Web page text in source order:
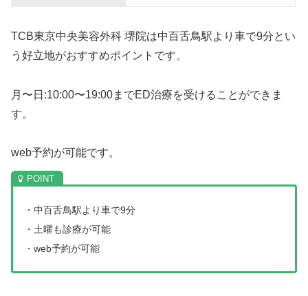
TCB東京中央美容外科 堺院は中百舌鳥駅より車で9分とい
う好立地がおすすめポイントです。
月〜日:10:00〜19:00までED治療を受けることができま
す。
web予約が可能です。
・中百舌鳥駅より車で9分
・土曜も診療が可能
・web予約が可能